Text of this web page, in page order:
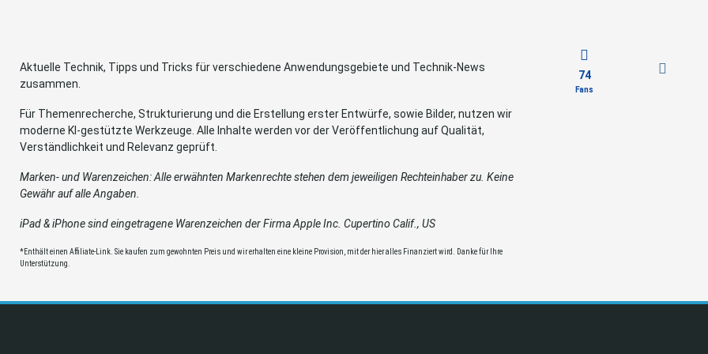
Aktuelle Technik, Tipps und Tricks für verschiedene Anwendungsgebiete und Technik-News
zusammen.
Für Themenrecherche, Strukturierung und die Erstellung erster Entwürfe, sowie Bilder, nutzen wir
moderne KI-gestützte Werkzeuge. Alle Inhalte werden vor der Veröffentlichung auf Qualität,
Verständlichkeit und Relevanz geprüft.
Marken- und Warenzeichen: Alle erwähnten Markenrechte stehen dem jeweiligen Rechteinhaber zu. Keine
Gewähr auf alle Angaben.
iPad & iPhone sind eingetragene Warenzeichen der Firma Apple Inc. Cupertino Calif., US
*Enthält einen Affiliate-Link. Sie kaufen zum gewohnten Preis und wir erhalten eine kleine Provision, mit der hier alles Finanziert wird. Danke für Ihre
Unterstützung.
74
Fans